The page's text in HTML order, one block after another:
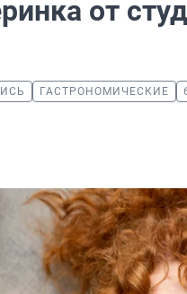
от
ГАСТРОНОМИЧЕСКИЕ